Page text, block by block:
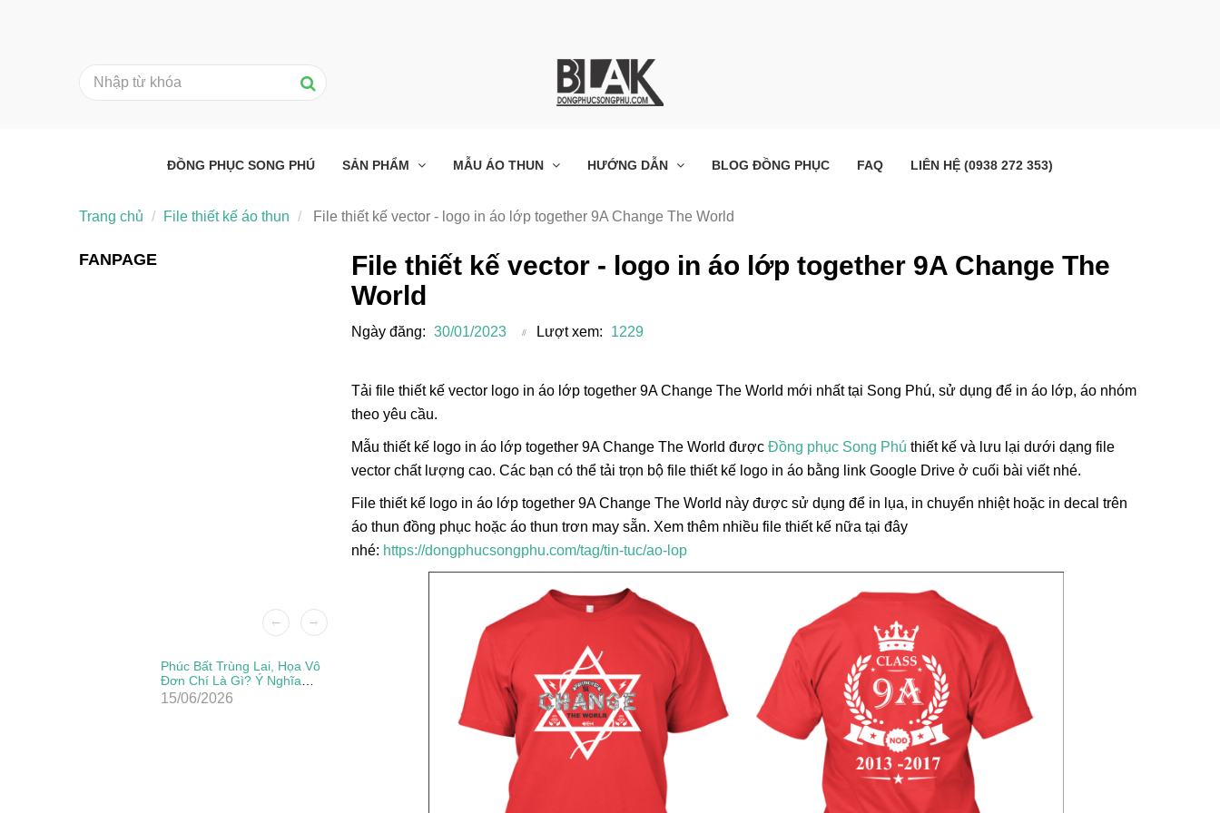
File thiết kế vector - logo in áo lớp together 9A Change The
World
Ngày đăng: 30/01/2023 Lượt xem: 1229
Tải file thiết kế vector logo in áo lớp together 9A Change The World mới nhất tại Song Phú, sử dụng để in áo lớp, áo nhóm
theo yêu cầu.
Mẫu thiết kế logo in áo lớp together 9A Change The World được Đồng phục Song Phú thiết kế và lưu lại dưới dạng file
vector chất lượng cao. Các bạn có thể tải trọn bộ file thiết kế logo in áo bằng link Google Drive ở cuối bài viết nhé.
File thiết kế logo in áo lớp together 9A Change The World này được sử dụng để in lụa, in chuyển nhiệt hoặc in decal trên
áo thun đồng phục hoặc áo thun trơn may sẵn. Xem thêm nhiều file thiết kế nữa tại đây
nhé: https://dongphucsongphu.com/tag/tin-tuc/ao-lop
FANPAGE
Phúc Bất Trùng Lai, Họa Vô
Đơn Chí Là Gì? Ý Nghĩa
Thực Sự Của Câu Thành
15/06/2026
Lá Cờ Thêu Mini – Patch Ủi
Quốc Kỳ Việt Nam Đẹp, Sắc
26/06/2025
Phúc Bất Trùng Lai, Họa Vô
Đơn Chí Là Gì? Ý Nghĩa
Thực Sự Của Câu Thành
Ngữ Này
15/06/2026
Lá Cờ Thêu Mini – Patch Ủi
Quốc Kỳ Việt Nam Đẹp, Sắc
Nét
26/06/2025
ĐỒNG PHỤC SONG PHÚ SẢN PHẨM MẪU ÁO THUN HƯỚNG DẪN BLOG ĐỒNG PHỤC FAQ LIÊN HỆ (0938 272 353)
Trang chủ File thiết kế áo thun File thiết kế vector - logo in áo lớp together 9A Change The World